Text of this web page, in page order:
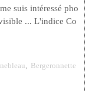
suis intéressé pho
... L'indice Co
, Bergeronnette